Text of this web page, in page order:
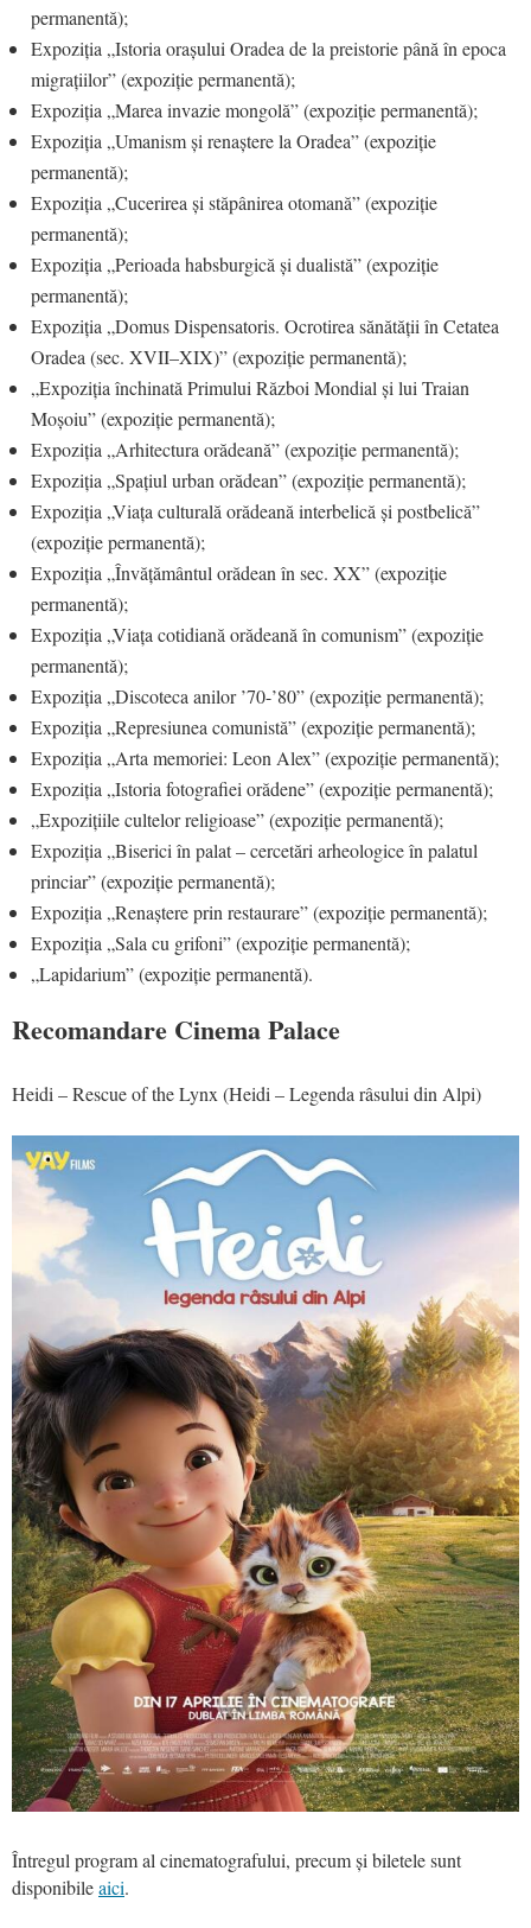
permanentă);
Expoziția „Istoria orașului Oradea de la preistorie până în epoca
migrațiilor” (expoziție permanentă);
Expoziția „Marea invazie mongolă” (expoziție permanentă);
Expoziția „Umanism și renaștere la Oradea” (expoziție
permanentă);
Expoziția „Cucerirea și stăpânirea otomană” (expoziție
permanentă);
Expoziția „Perioada habsburgică și dualistă” (expoziție
permanentă);
Expoziția „Domus Dispensatoris. Ocrotirea sănătății în Cetatea
Oradea (sec. XVII–XIX)” (expoziție permanentă);
„Expoziția închinată Primului Război Mondial și lui Traian
Moșoiu” (expoziție permanentă);
Expoziția „Arhitectura orădeană” (expoziție permanentă);
Expoziția „Spațiul urban orădean” (expoziție permanentă);
Expoziția „Viața culturală orădeană interbelică și postbelică”
(expoziție permanentă);
Expoziția „Învățământul orădean în sec. XX” (expoziție
permanentă);
Expoziția „Viața cotidiană orădeană în comunism” (expoziție
permanentă);
Expoziția „Discoteca anilor ’70-’80” (expoziție permanentă);
Expoziția „Represiunea comunistă” (expoziție permanentă);
Expoziția „Arta memoriei: Leon Alex” (expoziție permanentă);
Expoziția „Istoria fotografiei orădene” (expoziție permanentă);
„Expozițiile cultelor religioase” (expoziție permanentă);
Expoziția „Biserici în palat – cercetări arheologice în palatul
princiar” (expoziție permanentă);
Expoziția „Renaștere prin restaurare” (expoziție permanentă);
Expoziția „Sala cu grifoni” (expoziție permanentă);
„Lapidarium” (expoziție permanentă).
Recomandare Cinema Palace
Heidi – Rescue of the Lynx (Heidi – Legenda râsului din Alpi)
Întregul program al cinematografului, precum și biletele sunt
disponibileaici.